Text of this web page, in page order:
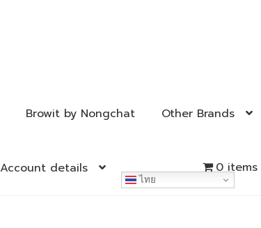
Browit by Nongchat Other Brands
Account details
ไทย
0 items